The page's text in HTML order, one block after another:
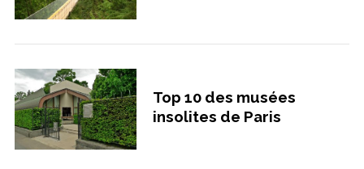
Top 10 des musées
insolites de Paris